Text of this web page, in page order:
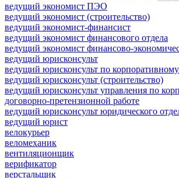
ведущий экономист ПЭО
ведущий экономист (строительство)
ведущий экономист-финансист
ведущий экономист финансового отдела
ведущий экономист финансово-
ведущий юрисконсульт
ведущий юрисконсульт по
ведущий юрисконсульт (строительство)
ведущий юрисконсульт управления по
договорно-претензионной работе
ведущий юрисконсульт юридического
ведущий юрист
велокурьер
веломеханик
вентиляционщик
верификатор
верстальщик